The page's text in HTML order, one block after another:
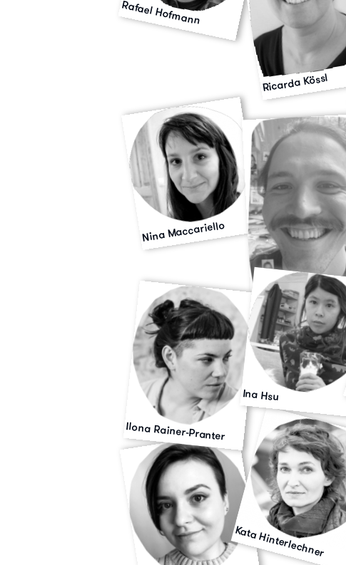
Rafael Hofmann
Ricarda Kössl
Nina Maccariello
Alexander Kaiser
Ilona Rainer-Pranter
Ina Hsu
Kata Hinterlechner